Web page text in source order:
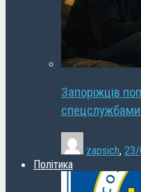
Запоріжців
zapsich,
Політика